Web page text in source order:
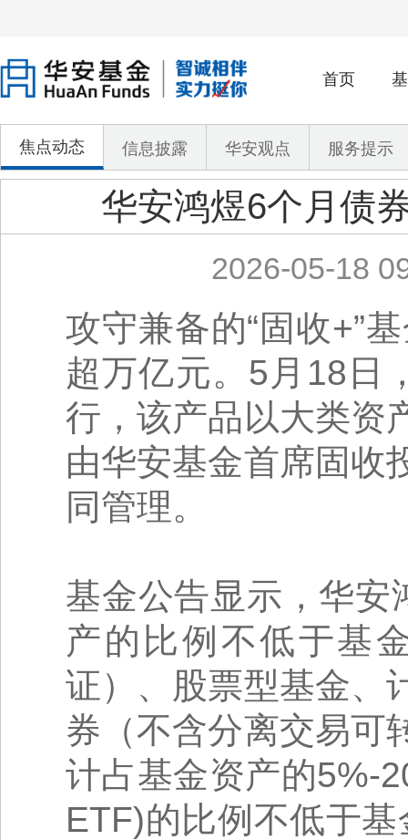
首页
焦点动态 信息披露 华安观点 服务提示
华安鸿煜6个月债
2026-05-18
攻守兼备的“固收+”
超万亿元。5月18日
行，该产品以大类资
由华安基金首席固收
同管理。
基金公告显示，华安
产的比例不低于基
证）、股票型基金、
券（不含分离交易可
计占基金资产的5%-
ETF)的比例不低于